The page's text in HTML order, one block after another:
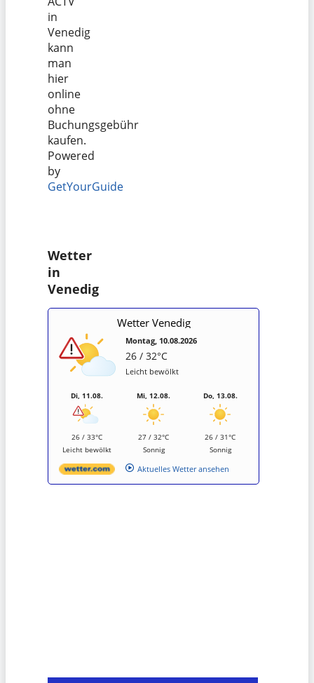
in
Venedig
kann
man
hier
online
ohne
Buchungsgebühr
kaufen.
Powered
by
GetYourGuide
Wetter
in
Venedig
Wetter Venedig
Montag, 10.08.2026
26 / 32°C
Leicht bewölkt
Di, 11.08.
26 / 33°C
Leicht bewölkt
Mi, 12.08.
27 / 32°C
Sonnig
Do, 13.08.
26 / 31°C
Sonnig
Aktuelles Wetter ansehen